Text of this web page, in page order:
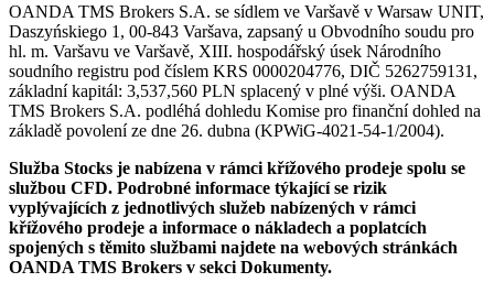
OANDA TMS Brokers S.A. se sídlem ve Varšavě v Warsaw UNIT,
Daszyńskiego 1, 00-843 Varšava, zapsaný u Obvodního soudu pro
hl. m. Varšavu ve Varšavě, XIII. hospodářský úsek Národního
soudního registru pod číslem KRS 0000204776, DIČ 5262759131,
základní kapitál: 3,537,560 PLN splacený v plné výši. OANDA
TMS Brokers S.A. podléhá dohledu Komise pro finanční dohled na
základě povolení ze dne 26. dubna (KPWiG-4021-54-1/2004).
Služba Stocks je nabízena v rámci křížového prodeje spolu se
službou CFD. Podrobné informace týkající se rizik
vyplývajících z jednotlivých služeb nabízených v rámci
křížového prodeje a informace o nákladech a poplatcích
spojených s těmito službami najdete na webových stránkách
OANDA TMS Brokers v sekci Dokumenty.